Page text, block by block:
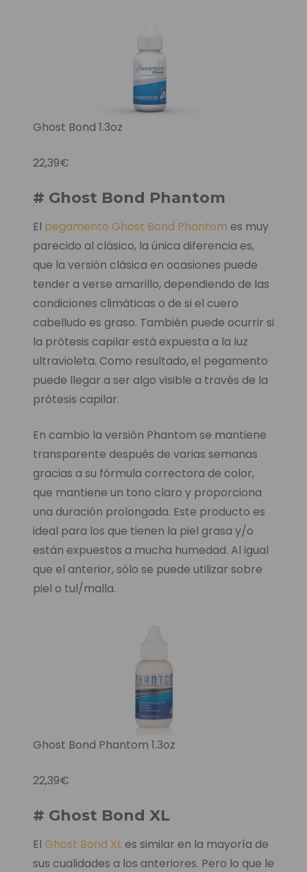
Ghost Bond 1.3oz
22,39€
# Ghost Bond Phantom
El pegamento Ghost Bond Phantom es muy
parecido al clásico, la única diferencia es,
que la versión clásica en ocasiones puede
tender a verse amarillo, dependiendo de las
condiciones climáticas o de si el cuero
cabelludo es graso. También puede ocurrir si
la prótesis capilar está expuesta a la luz
ultravioleta. Como resultado, el pegamento
puede llegar a ser algo visible a través de la
prótesis capilar.
En cambio la versión Phantom se mantiene
transparente después de varias semanas
gracias a su fórmula correctora de color,
que mantiene un tono claro y proporciona
una duración prolongada. Este producto es
ideal para los que tienen la piel grasa y/o
están expuestos a mucha humedad. Al igual
que el anterior, sólo se puede utilizar sobre
piel o tul/malla.
Ghost Bond Phantom 1.3oz
22,39€
# Ghost Bond XL
El Ghost Bond XLes similar en la mayoría de
sus cualidades a los anteriores. Pero lo que le